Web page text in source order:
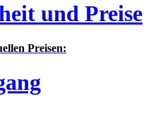
und Preise
Preisen: